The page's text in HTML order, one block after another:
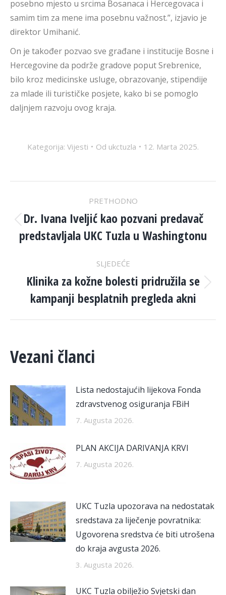
posebno mjesto u srcima Bosanaca i Hercegovaca i
samim tim za mene ima posebnu važnost.”, izjavio je
direktor Umihanić.
On je također pozvao sve građane i institucije Bosne i
Hercegovine da podrže gradove poput Srebrenice,
bilo kroz medicinske usluge, obrazovanje, stipendije
za mlade ili turističke posjete, kako bi se pomoglo
daljnjem razvoju ovog kraja.
Kategorija: Vijesti Od ukctuzla 12. Marta 2025.
NAVIGATION
PRETHODNO
Previous
post:
Dr. Ivana Iveljić kao pozvani predavač
predstavljala UKC Tuzla u Washingtonu
SLJEDEĆE
Next
post:
Klinika za kožne bolesti pridružila se
kampanji besplatnih pregleda akni
Vezani članci
Lista nedostajućih lijekova Fonda
zdravstvenog osiguranja FBiH
7. Augusta 2026.
PLAN AKCIJA DARIVANJA KRVI
7. Augusta 2026.
UKC Tuzla upozorava na nedostatak
sredstava za liječenje povratnika:
Ugovorena sredstva će biti utrošena
do kraja avgusta 2026.
3. Augusta 2026.
UKC Tuzla obilježio Svjetski dan